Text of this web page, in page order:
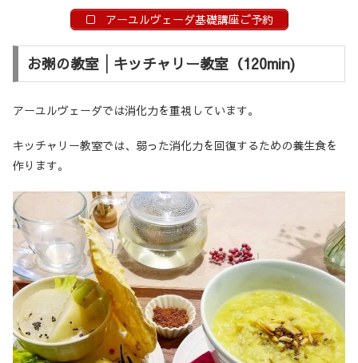
アーユルヴェーダ基礎講座ご予約
お粥の教室│キッチャリー教室（120min)
アーユルヴェーダでは消化力を重視しています。
キッチャリー教室では、弱った消化力を回復するための養生食を
作ります。